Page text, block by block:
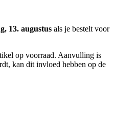
13. augustus als je bestelt voor
op voorraad. Aanvulling is
kan dit invloed hebben op de